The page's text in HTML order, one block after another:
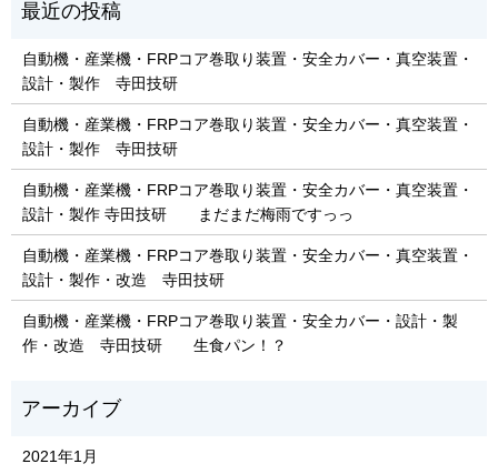
自動機・産業機・FRPコア巻取り装置・安全カバー・真空装置・
設計・製作 寺田技研
自動機・産業機・FRPコア巻取り装置・安全カバー・真空装置・
設計・製作 寺田技研
自動機・産業機・FRPコア巻取り装置・安全カバー・真空装置・
設計・製作 寺田技研 まだまだ梅雨ですっっ
自動機・産業機・FRPコア巻取り装置・安全カバー・真空装置・
設計・製作・改造 寺田技研
自動機・産業機・FRPコア巻取り装置・安全カバー・設計・製
作・改造 寺田技研 生食パン！？
2021年1月